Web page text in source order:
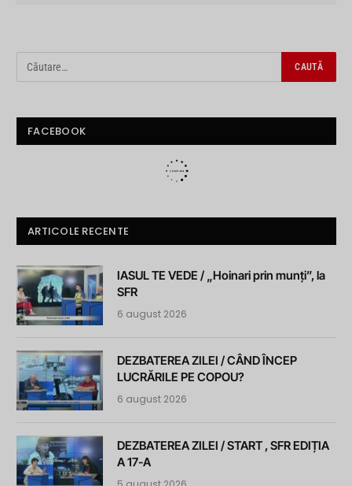
FACEBOOK
ARTICOLE RECENTE
IASUL TE VEDE / „Hoinari prin munți”, la
SFR
6 august 2026
DEZBATEREA ZILEI / CÂND ÎNCEP
LUCRĂRILE PE COPOU?
6 august 2026
DEZBATEREA ZILEI / START , SFR EDIȚIA
A 17-A